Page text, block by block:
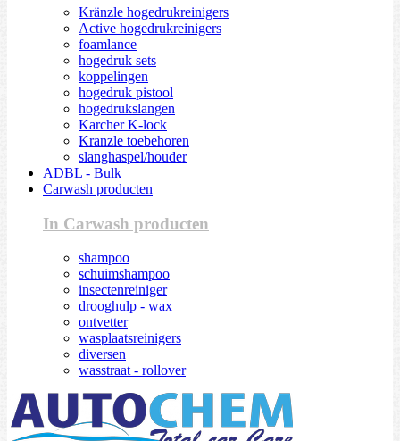
Kränzle hogedrukreinigers
Active hogedrukreinigers
foamlance
hogedruk sets
koppelingen
hogedruk pistool
hogedrukslangen
Karcher K-lock
Kranzle toebehoren
slanghaspel/houder
ADBL - Bulk
Carwash producten
In Carwash producten
shampoo
schuimshampoo
insectenreiniger
drooghulp - wax
ontvetter
wasplaatsreinigers
diversen
wasstraat - rollover